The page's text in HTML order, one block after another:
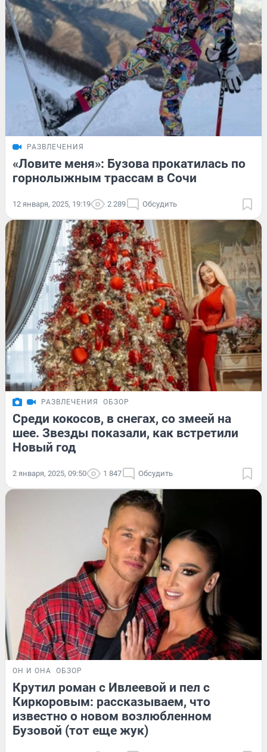
РАЗВЛЕЧЕНИЯ
«Ловите меня»: Бузова прокатилась по
горнолыжным трассам в Сочи
12 января, 2025, 19:19 2 289 Обсудить
РАЗВЛЕЧЕНИЯ ОБЗОР
Среди кокосов, в снегах, со змеей на
шее. Звезды показали, как встретили
Новый год
2 января, 2025, 09:50 1 847 Обсудить
ОН И ОНА ОБЗОР
Крутил роман с Ивлеевой и пел с
Киркоровым: рассказываем, что
известно о новом возлюбленном
Бузовой (тот еще жук)